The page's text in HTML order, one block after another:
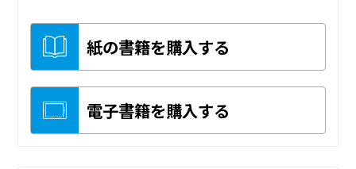
紙の書籍を購入する
電子書籍を購入する